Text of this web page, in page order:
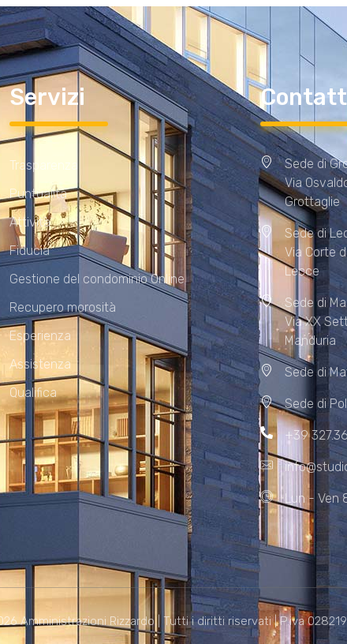
Servizi
Trasparenza
Puntualità
Attività
Fiducia
Gestione del condominio Online
Recupero morosità
Esperienza
Assistenza
Qualifica
Sede di
Via
Grottaglie
Sede di
Via Corte
Lecce
Sede di
Via XX
Manduria
Sede di
Sede di
+39
Lun - Ven
Amministrazioni Rizzardo | Tutti i diritti riservati | P.iva